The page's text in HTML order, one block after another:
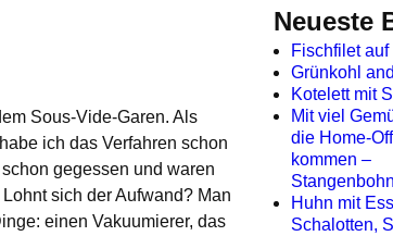
Sous-Vide-Garen. Als
ich das Verfahren schon
gegessen und waren
sich der Aufwand? Man
einen Vakuumierer, das
Neueste
Fischfilet auf
Grünkohl
Kotelett mit
Mit viel
die Home-
kommen –
Huhn mit
Schalotten,